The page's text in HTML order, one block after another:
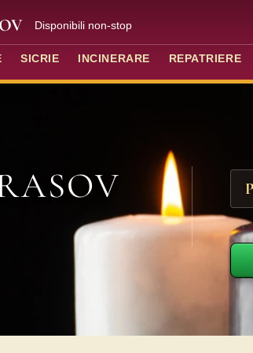
Disponibili non-stop
SICRIE INCINERARE REPATRIERE